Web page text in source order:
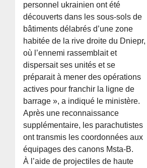
personnel ukrainien ont été
découverts dans les sous-sols de
bâtiments délabrés d’une zone
habitée de la rive droite du Dniepr,
où l’ennemi rassemblait et
dispersait ses unités et se
préparait à mener des opérations
actives pour franchir la ligne de
barrage », a indiqué le ministère.
Après une reconnaissance
supplémentaire, les parachutistes
ont transmis les coordonnées aux
équipages des canons Msta-B.
À l’aide de projectiles de haute